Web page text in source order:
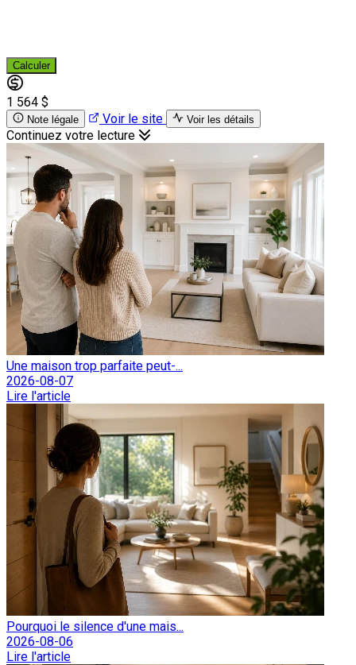
Calculer
1 564 $
Note légale Voir le site Voir les détails
Continuez votre lecture
Une maison trop parfaite peut-...
2026-08-07
Lire l'article
Pourquoi le silence d'une mais...
2026-08-06
Lire l'article